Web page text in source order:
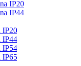
IP20
IP44
IP20
IP44
IP54
IP65